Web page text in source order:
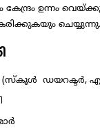
ഉന്നം
ചെയ്യുന്നു.
ഡയറക്ടർ,